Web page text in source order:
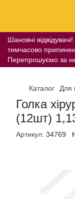
Шановні
тимчасово
Перепрошуємо за
Каталог Для
Голка
(12шт)
Артикул: 34769